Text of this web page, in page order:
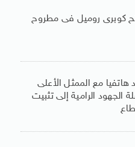
كوبرى روميل فى مطروح
هاتفيا مع الممثل الأعلى
الجهود الرامية إلى تثبيت